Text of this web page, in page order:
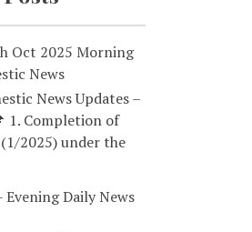
Oct 2025 Morning
News
News Updates –
1. Completion of
2025) under the
Evening Daily News